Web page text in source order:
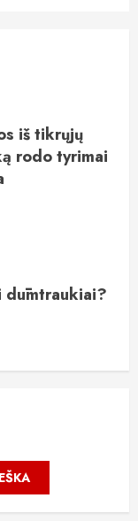
iš tikrųjų
rodo tyrimai
dūmtraukiai?